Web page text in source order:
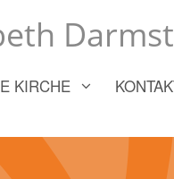
KIRCHE